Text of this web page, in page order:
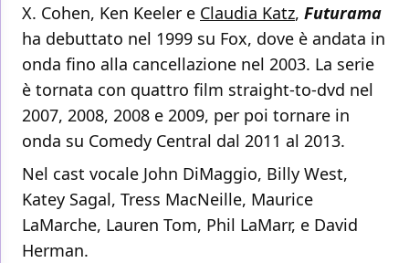
X. Cohen, Ken Keeler e Claudia Katz, Futurama
ha debuttato nel 1999 su Fox, dove è andata in
onda fino alla cancellazione nel 2003. La serie
è tornata con quattro film straight-to-dvd nel
2007, 2008, 2008 e 2009, per poi tornare in
onda su Comedy Central dal 2011 al 2013.
Nel cast vocale John DiMaggio, Billy West,
Katey Sagal, Tress MacNeille, Maurice
LaMarche, Lauren Tom, Phil LaMarr, e David
Herman.